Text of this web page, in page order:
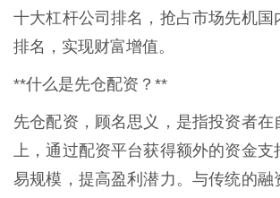
十大杠杆公司排名，抢占市场先机国
排名，实现财富增值。
**什么是先仓配资？**
先仓配资，顾名思义，是指投资者在
上，通过配资平台获得额外的资金支
易规模，提高盈利潜力。与传统的融